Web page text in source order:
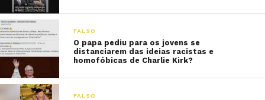
FALSO
O papa pediu para os jovens se
distanciarem das ideias racistas e
homofóbicas de Charlie Kirk?
FALSO